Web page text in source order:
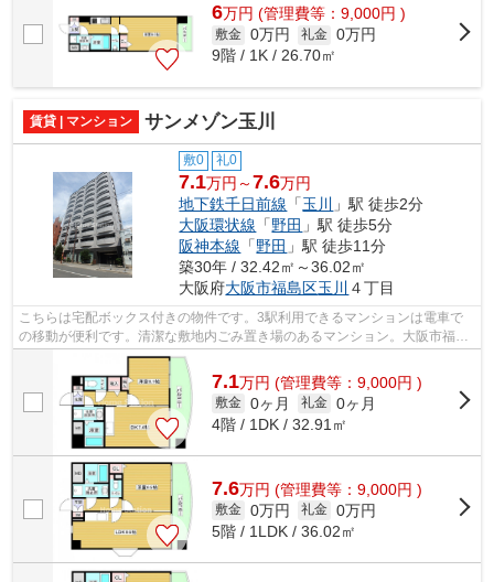
6万円 (管理費等：9,000円 )
敷金 0万円 礼金 0万円
9階 / 1K / 26.70㎡
賃貸 | マンション サンメゾン玉川
敷0 礼0
7.1万円～7.6万円
地下鉄千日前線 「玉川
」駅 徒歩2分
大阪環状線 「野田 」駅 徒歩5分
阪神本線 「野田 」駅 徒歩11分
築30年 / 32.42㎡～36.02㎡
大阪府大阪市福島区玉川 ４丁目
こちらは宅配ボックス付きの物件です。3駅利用できるマンションは電車で
の移動が便利です。清潔な敷地内ごみ置き場のあるマンション。大阪市福島
区エリアにある賃貸情報のことなら、地...
7.1万円 (管理費等：9,000円 )
敷金 0ヶ月 礼金 0ヶ月
4階 / 1DK / 32.91㎡
7.6万円 (管理費等：9,000円 )
敷金 0万円 礼金 0万円
5階 / 1LDK / 36.02㎡